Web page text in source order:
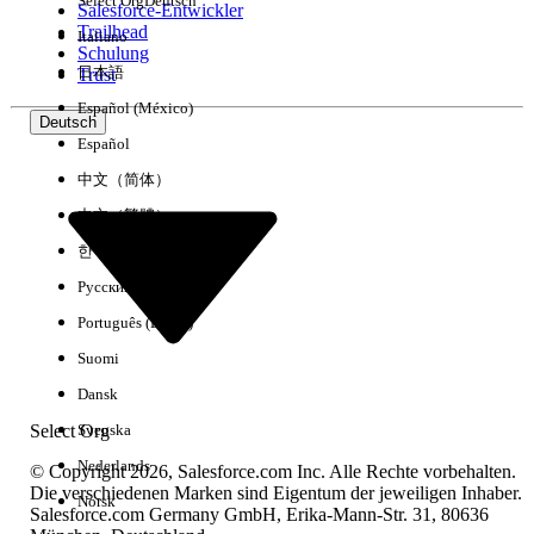
Erfahrung
Keine Ergebnisse
Salesforce-Entwickler
Trailhead
Schulung
Trust
Deutsch
Select Org
Italiano
日本語
Español (México)
Español
中文（简体）
中文（繁體）
한국어
Русский
Português (Brasil)
Suomi
Dansk
Svenska
Nederlands
Norsk
© Copyright 2026, Salesforce.com Inc. Alle Rechte vorbehalten.
Die verschiedenen Marken sind Eigentum der jeweiligen Inhaber.
Salesforce.com Germany GmbH, Erika-Mann-Str. 31, 80636